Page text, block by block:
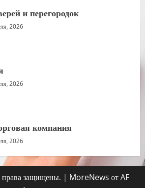
и перегородок
2026
2026
компания
2026
защищены. | MoreNews от AF